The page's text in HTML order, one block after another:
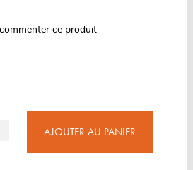
ce produit
AJOUTER AU PANIER